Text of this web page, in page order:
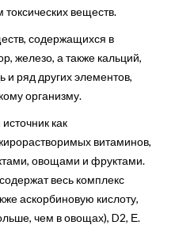
веществ.
содержащихся в
железо, а также кальций,
и ряд других элементов,
организму.
как
витаминов,
овощами и фруктами.
весь комплекс
аскорбиновую кислоту,
чем в овощах), D2, Е.